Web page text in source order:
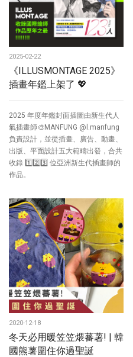
2025-02-22
《ILLUSMONTAGE 2025》
插畫年鑑上架了 💖
2025 年度年鑑封面插圖由新生代人
氣插畫師🎨MANFUNG @l.manfung
負責設計，並從插畫、廣告、動畫、
出版、平面設計五大範疇出發，合共
收錄 1️⃣2️⃣3️⃣ 位亞洲新生代插畫師的
作品。
2020-12-18
冬天必用暖笠笠煨蕃薯! | 韓
國熊薯圍住你過聖誕